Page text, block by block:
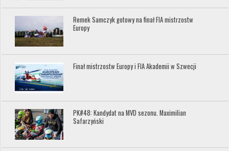
Remek Samczyk gotowy na finał FIA mistrzostw
Europy
Finał mistrzostw Europy i FIA Akademii w Szwecji
PK#48: Kandydat na MVD sezonu. Maximilian
Safarzyński